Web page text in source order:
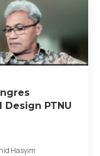
Design PTNU
Hasyim